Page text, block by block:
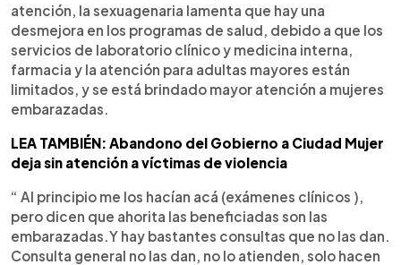
atención, la sexuagenaria lamenta que hay una
desmejora en los programas de salud, debido a que los
servicios de laboratorio clínico y medicina interna,
farmacia y la atención para adultas mayores están
limitados, y se está brindado mayor atención a mujeres
embarazadas.
LEA TAMBIÉN: Abandono del Gobierno a Ciudad Mujer
deja sin atención a víctimas de violencia
“ Al principio me los hacían acá (exámenes clínicos ),
pero dicen que ahorita las beneficiadas son las
embarazadas.Y hay bastantes consultas que no las dan.
Consulta general no las dan, no lo atienden, solo hacen